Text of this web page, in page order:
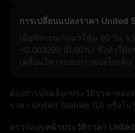
การเปลี่ยนแปลงราคา United
เมื่อพิจารณาแนวโน้ม 90 วัน ร
+0.003299 (0.00%) ซึ่งทำให้ท
เคลื่อนไหวระยะยาวของโทเค็น
ต้องการปลดล็อกประวัติราคาตลอ
ราคา United Stables (U) หรือไม่?
ตรวจสอบหน้าประวัติราคา